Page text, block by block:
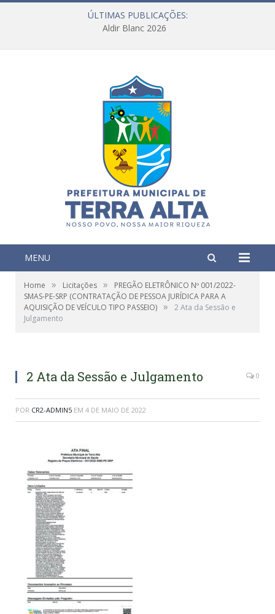
ÚLTIMAS PUBLICAÇÕES:
Aldir Blanc 2026
MENU
Home » Licitações »
PREGÃO ELETRÔNICO Nº 001/2022-
SMAS-PE-SRP (CONTRATAÇÃO DE PESSOA JURÍDICA PARA A
AQUISIÇÃO DE VEÍCULO TIPO PASSEIO) »
2 Ata da Sessão e
Julgamento
2 Ata da Sessão e Julgamento 0
POR CR2-ADMIN5 EM 4 DE MAIO DE 2022